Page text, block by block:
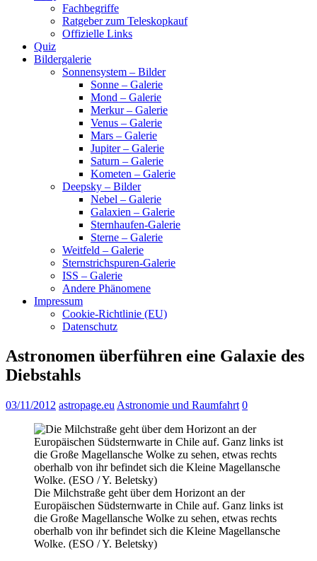
Fachbegriffe
Ratgeber zum Teleskopkauf
Offizielle Links
Quiz
Bildergalerie
Sonnensystem – Bilder
Sonne – Galerie
Mond – Galerie
Merkur – Galerie
Venus – Galerie
Mars – Galerie
Jupiter – Galerie
Saturn – Galerie
Kometen – Galerie
Deepsky – Bilder
Nebel – Galerie
Galaxien – Galerie
Sternhaufen-Galerie
Sterne – Galerie
Weitfeld – Galerie
Sternstrichspuren-Galerie
ISS – Galerie
Andere Phänomene
Impressum
Cookie-Richtlinie (EU)
Datenschutz
Astronomen überführen eine Galaxie des
Diebstahls
03/11/2012 astropage.eu Astronomie und Raumfahrt 0
Die Milchstraße geht über dem Horizont an der
Europäischen Südsternwarte in Chile auf. Ganz links ist
die Große Magellansche Wolke zu sehen, etwas rechts
oberhalb von ihr befindet sich die Kleine Magellansche
Wolke. (ESO / Y. Beletsky)